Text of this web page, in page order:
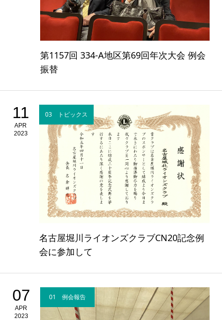
第1157回 334-A地区第69回年次大会 例会
振替
11
APR
2023
03 トピックス
名古屋堀川ライオンズクラブCN20記念例
会に参加して
07
APR
2023
01 例会報告